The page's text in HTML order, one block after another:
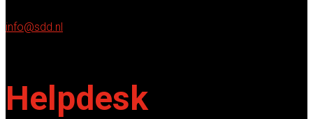
info@sdd.nl
Helpdesk